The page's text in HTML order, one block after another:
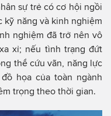
sự trẻ có cơ hội ngồi
kỹ năng và kinh nghiệm
nghiệm đã trở nên vô
xỉ; nếu tình trạng đứt
thể cứu vãn, năng lực
họa của toàn ngành
trọng theo thời gian.